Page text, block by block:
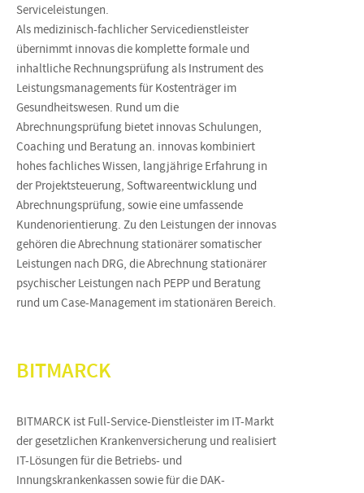
Serviceleistungen.
Als medizinisch-fachlicher Servicedienstleister
übernimmt innovas die komplette formale und
inhaltliche Rechnungsprüfung als Instrument des
Leistungsmanagements für Kostenträger im
Gesundheitswesen. Rund um die
Abrechnungsprüfung bietet innovas Schulungen,
Coaching und Beratung an. innovas kombiniert
hohes fachliches Wissen, langjährige Erfahrung in
der Projektsteuerung, Softwareentwicklung und
Abrechnungsprüfung, sowie eine umfassende
Kundenorientierung. Zu den Leistungen der innovas
gehören die Abrechnung stationärer somatischer
Leistungen nach DRG, die Abrechnung stationärer
psychischer Leistungen nach PEPP und Beratung
rund um Case-Management im stationären Bereich.
BITMARCK
BITMARCK ist Full-Service-Dienstleister im IT-Markt
der gesetzlichen Krankenversicherung und realisiert
IT-Lösungen für die Betriebs- und
Innungskrankenkassen sowie für die DAK-